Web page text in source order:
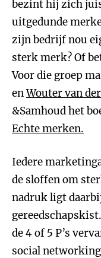
bezint hij zich
uitgedunde
zijn bedrijf nou
sterk merk? Of
Voor die groep
enWouter van
&Samhoud het
Echte merken.
Iedere
de sloffen om
nadruk ligt
de 4 of 5 P’s
social